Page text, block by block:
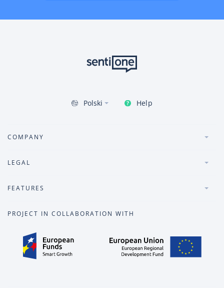
Polski Help
COMPANY
LEGAL
FEATURES
PROJECT IN COLLABORATION WITH